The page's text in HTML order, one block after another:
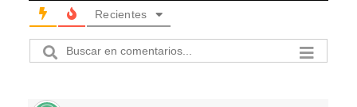
Recientes